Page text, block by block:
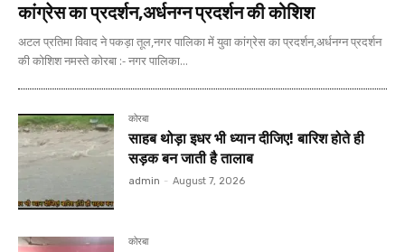
कांग्रेस का प्रदर्शन,अर्धनग्न प्रदर्शन की कोशिश
अटल प्रतिमा विवाद ने पकड़ा तूल,नगर पालिका में युवा कांग्रेस का प्रदर्शन,अर्धनग्न प्रदर्शन
की कोशिश नमस्ते कोरबा :- नगर पालिका...
कोरबा
साहब थोड़ा इधर भी ध्यान दीजिए! बारिश होते ही
सड़क बन जाती है तालाब
admin - August 7, 2026
कोरबा